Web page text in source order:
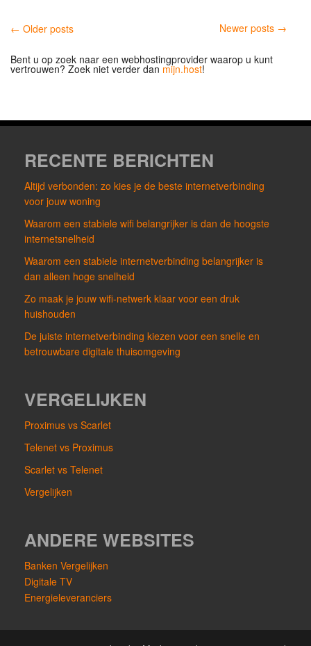
← Older posts Newer posts →
Bent u op zoek naar een webhostingprovider waarop u kunt
vertrouwen? Zoek niet verder dan mijn.host!
RECENTE BERICHTEN
Altijd verbonden: zo kies je de beste internetverbinding
voor jouw woning
Waarom een stabiele wifi belangrijker is dan de hoogste
internetsnelheid
Waarom een stabiele internetverbinding belangrijker is
dan alleen hoge snelheid
Zo maak je jouw wifi-netwerk klaar voor een druk
huishouden
De juiste internetverbinding kiezen voor een snelle en
betrouwbare digitale thuisomgeving
VERGELIJKEN
Proximus vs Scarlet
Telenet vs Proximus
Scarlet vs Telenet
Vergelijken
ANDERE WEBSITES
Banken Vergelijken
Digitale TV
Energieleveranciers